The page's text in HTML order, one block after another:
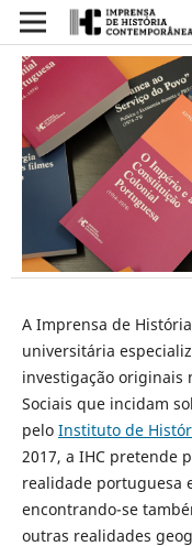
A Imprensa de
universitária
investigação originais
Sociais que incidam
pelo Instituto de
2017, a IHC pretende
realidade portuguesa
encontrando-se
outras realidades